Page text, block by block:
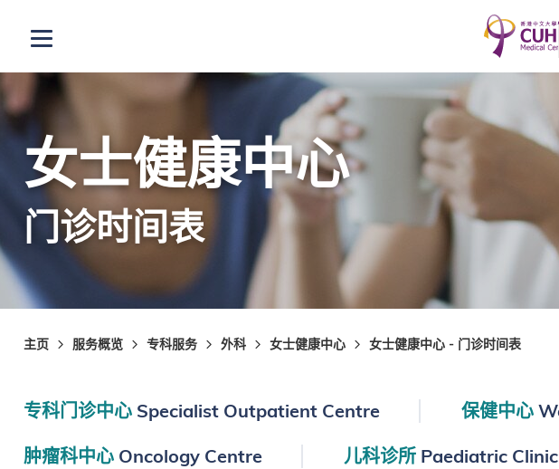
打开选单
女士健康中心
门诊时间表
主页 服务概览 专科服务 外科 女士健康中心 女士健康中心 - 门诊时间表
专科门诊中心 Specialist Outpatient Centre 保健中心
肿瘤科中心 Oncology Centre 儿科诊所 Paediatric Clinic